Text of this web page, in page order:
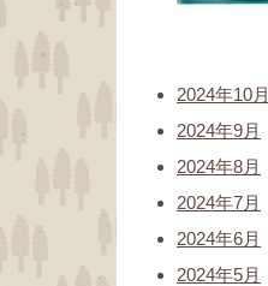
2024年10月
2024年9月
2024年8月
2024年7月
2024年6月
2024年5月